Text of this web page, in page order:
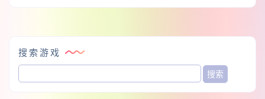
搜索游戏